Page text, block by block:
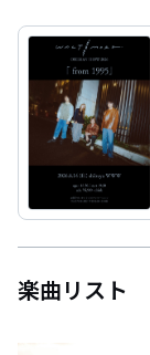
楽曲リスト